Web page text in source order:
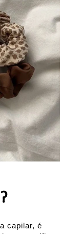
capilar, é